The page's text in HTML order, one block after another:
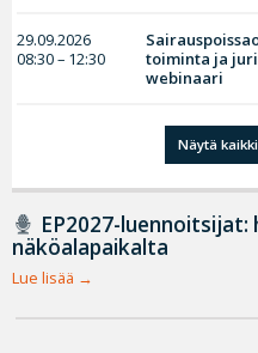
29.09.2026
08:30 – 12:30
toiminta ja
webinaari
Näytä
EP2027-
näköalapaikalta
Lue lisää